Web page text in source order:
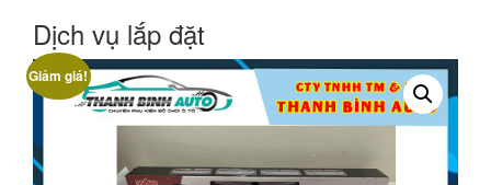
Dịch vụ lắp đặt
Giảm giá!